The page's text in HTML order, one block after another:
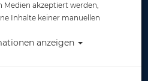
Medien akzeptiert werden,
Inhalte keiner manuellen
anzeigen